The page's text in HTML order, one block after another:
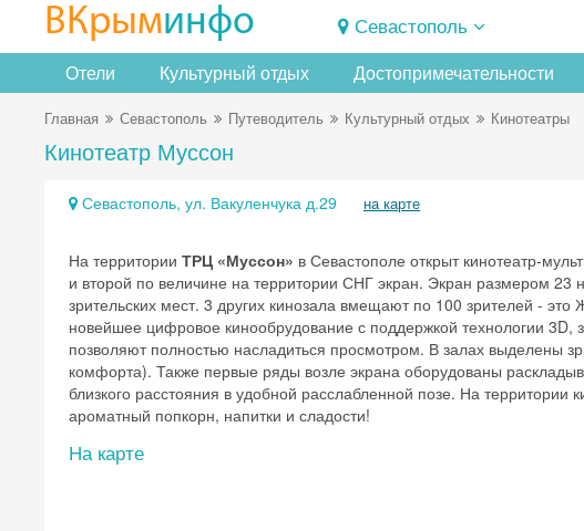
ВКрыминфо Севастополь
Отели Культурный отдых Достопримечательности
Главная Севастополь Путеводитель Культурный отдых Кинотеатры
Кинотеатр Муссон
Севастополь, ул. Вакуленчука д.29 на карте
На территории ТРЦ «Муссон» в Севастополе открыт кинотеатр-
и второй по величине на территории СНГ экран. Экран размером
зрительских мест. 3 других кинозала вмещают по 100 зрителей -
новейшее цифровое кинообрудование с поддержкой технологии
позволяют полностью насладиться просмотром. В залах выделены
комфорта). Также первые ряды возле экрана оборудованы
близкого расстояния в удобной расслабленной позе. На территории
ароматный попкорн, напитки и сладости!
На карте